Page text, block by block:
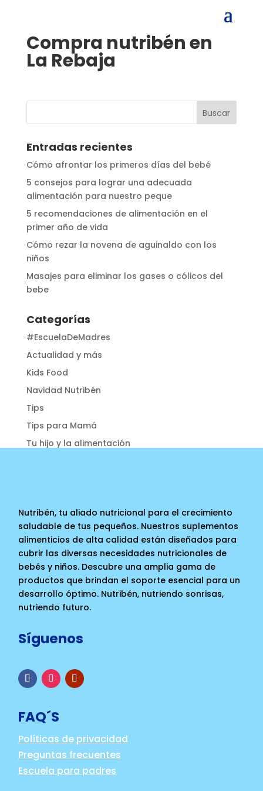
Compra nutribén en
La Rebaja
Entradas recientes
Cómo afrontar los primeros días del bebé
5 consejos para lograr una adecuada
alimentación para nuestro peque
5 recomendaciones de alimentación en el
primer año de vida
Cómo rezar la novena de aguinaldo con los
niños
Masajes para eliminar los gases o cólicos del
bebe
Categorías
#EscuelaDeMadres
Actualidad y más
Kids Food
Navidad Nutribén
Tips
Tips para Mamá
Tu hijo y la alimentación
Nutribén, tu aliado nutricional para el crecimiento
saludable de tus pequeños. Nuestros suplementos
alimenticios de alta calidad están diseñados para
cubrir las diversas necesidades nutricionales de
bebés y niños. Descubre una amplia gama de
productos que brindan el soporte esencial para un
desarrollo óptimo. Nutribén, nutriendo sonrisas,
nutriendo futuro.
Síguenos
FAQ´S
Políticas de privacidad
Preguntas frecuentes
Escuela para padres